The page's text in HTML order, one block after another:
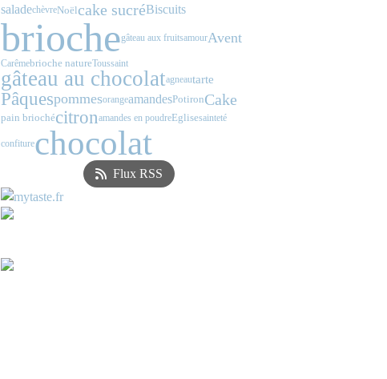
saladechèvreNoëlcake sucréBiscuits
briochegâteau aux fruitsamourAvent
Carêmebrioche natureToussaint
gâteau au chocolatagneautarte
PâquespommesorangeamandesPotironCake
pain briochécitronamandes en poudreEglisesainteté
confiturechocolat
Flux RSS